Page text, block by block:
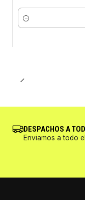
Cantidad
DESPACHOS A
Enviamos a todo